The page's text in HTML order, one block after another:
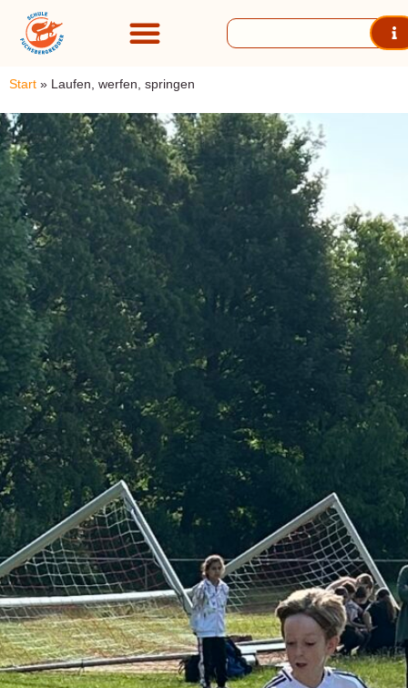
Start » Laufen, werfen, springen